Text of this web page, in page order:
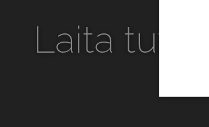
Laita